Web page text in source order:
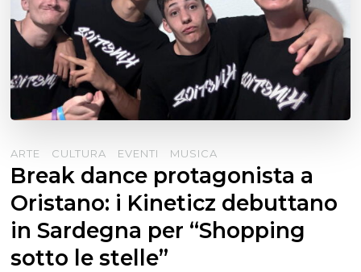
ARTE CULTURA EVENTI MUSICA
Break dance protagonista a
Oristano: i Kineticz debuttano
in Sardegna per “Shopping
sotto le stelle”